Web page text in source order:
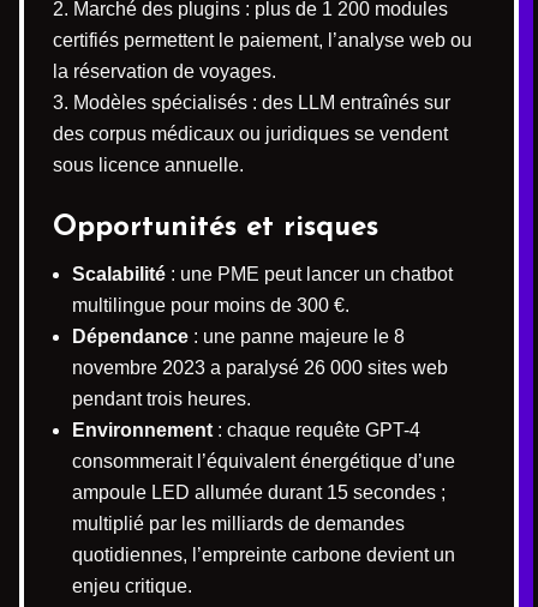
Marché des plugins : plus de 1 200 modules
certifiés permettent le paiement, l’analyse web ou
la réservation de voyages.
Modèles spécialisés : des LLM entraînés sur
des corpus médicaux ou juridiques se vendent
sous licence annuelle.
Opportunités et risques
Scalabilité : une PME peut lancer un chatbot
multilingue pour moins de 300 €.
Dépendance : une panne majeure le 8
novembre 2023 a paralysé 26 000 sites web
pendant trois heures.
Environnement : chaque requête GPT-4
consommerait l’équivalent énergétique d’une
ampoule LED allumée durant 15 secondes ;
multiplié par les milliards de demandes
quotidiennes, l’empreinte carbone devient un
enjeu critique.